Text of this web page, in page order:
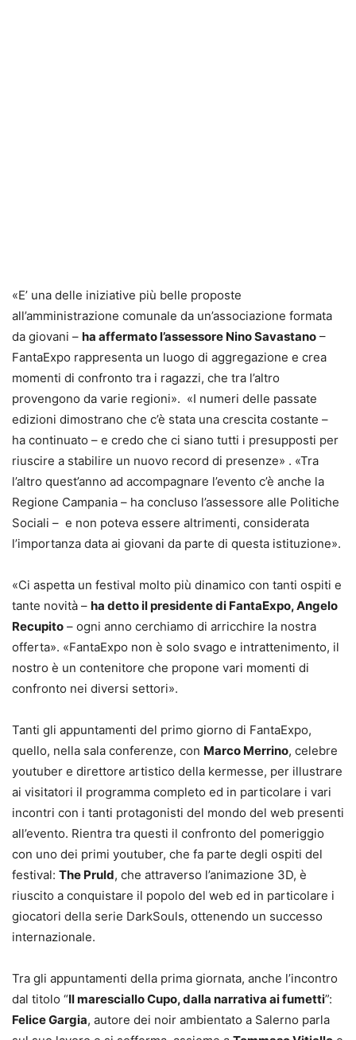
«E’ una delle iniziative più belle proposte
all’amministrazione comunale da un’associazione formata
da giovani – ha affermato l’assessore Nino Savastano –
FantaExpo rappresenta un luogo di aggregazione e crea
momenti di confronto tra i ragazzi, che tra l’altro
provengono da varie regioni». «I numeri delle passate
edizioni dimostrano che c’è stata una crescita costante –
ha continuato – e credo che ci siano tutti i presupposti per
riuscire a stabilire un nuovo record di presenze» . «Tra
l’altro quest’anno ad accompagnare l’evento c’è anche la
Regione Campania – ha concluso l’assessore alle Politiche
Sociali – e non poteva essere altrimenti, considerata
l’importanza data ai giovani da parte di questa istituzione».
«Ci aspetta un festival molto più dinamico con tanti ospiti e
tante novità – ha detto il presidente di FantaExpo, Angelo
Recupito – ogni anno cerchiamo di arricchire la nostra
offerta». «FantaExpo non è solo svago e intrattenimento, il
nostro è un contenitore che propone vari momenti di
confronto nei diversi settori».
Tanti gli appuntamenti del primo giorno di FantaExpo,
quello, nella sala conferenze, con Marco Merrino, celebre
youtuber e direttore artistico della kermesse, per illustrare
ai visitatori il programma completo ed in particolare i vari
incontri con i tanti protagonisti del mondo del web presenti
all’evento. Rientra tra questi il confronto del pomeriggio
con uno dei primi youtuber, che fa parte degli ospiti del
festival: The Pruld, che attraverso l’animazione 3D, è
riuscito a conquistare il popolo del web ed in particolare i
giocatori della serie DarkSouls, ottenendo un successo
internazionale.
Tra gli appuntamenti della prima giornata, anche l’incontro
dal titolo “Il maresciallo Cupo, dalla narrativa ai fumetti”:
Felice Gargia, autore dei noir ambientato a Salerno parla